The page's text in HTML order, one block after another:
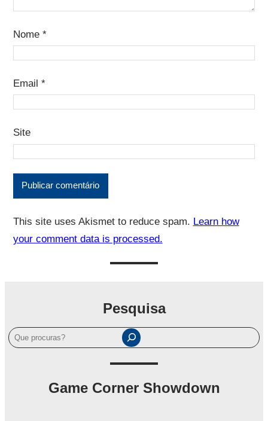
Nome *
Email *
Site
This site uses Akismet to reduce spam. Learn how
your comment data is processed.
Pesquisa
P
e
Game Corner Showdown